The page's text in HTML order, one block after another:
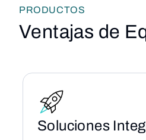
PRODUCTOS
Ventajas de
Soluciones